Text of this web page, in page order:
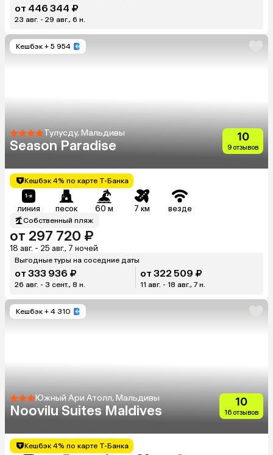
от 446 344 ₽
23 авг. - 29 авг., 6 н.
Кешбэк + 5 954
Тулусду, Мальдивы
Season Paradise
10
9 отзывов
Кешбэк 4% по карте Т-Банка
линия песок 60 м 7 км везде
Собственный пляж
от 297 720 ₽
18 авг. - 25 авг., 7 ночей
Выгодные туры на соседние даты
от 333 936 ₽
26 авг. - 3 сент., 8 н.
от 322 509 ₽
11 авг. - 18 авг., 7 н.
Кешбэк + 4 310
Южный Ари Атолл, Мальдивы
Noovilu Suites Maldives
10
16 отзывов
Кешбэк 4% по карте Т-Банка